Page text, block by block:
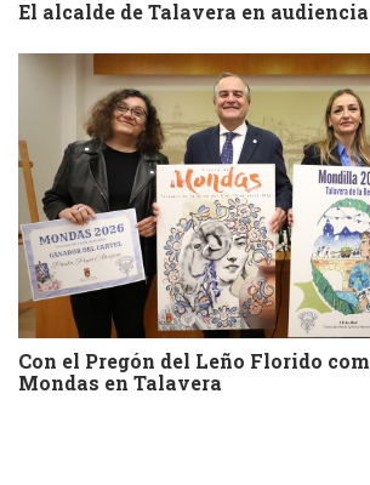
El alcalde de Talavera en
Con el Pregón del Leño Florido
Mondas en Talavera